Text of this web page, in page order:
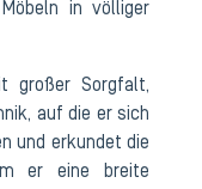
in völliger
großer Sorgfalt,
auf die er sich
und erkundet die
er eine breite